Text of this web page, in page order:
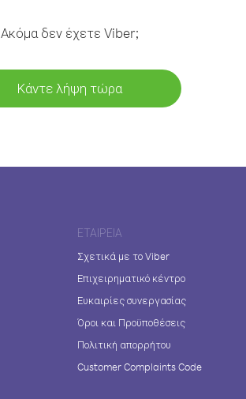
Ακόμα δεν έχετε Viber;
Κάντε λήψη τώρα
ΕΤΑΙΡΕΊΑ
Σχετικά με το Viber
Επιχειρηματικό κέντρο
Ευκαιρίες συνεργασίας
Όροι και Προϋποθέσεις
Πολιτική απορρήτου
Customer Complaints Code